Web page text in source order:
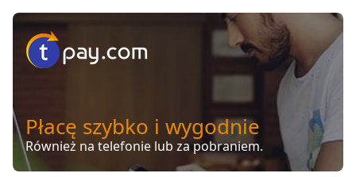
Płacę szybko i wygodnie
Również na telefonie lub za pobraniem.